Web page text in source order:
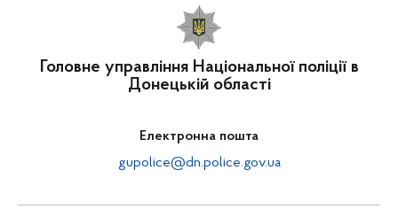
Головне управління Національної поліції в
Донецькій області
Електронна пошта
gupolice@dn.police.gov.ua